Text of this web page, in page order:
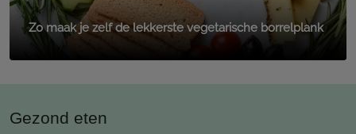
Zo maak je zelf de lekkerste vegetarische borrelplank
Gezond eten